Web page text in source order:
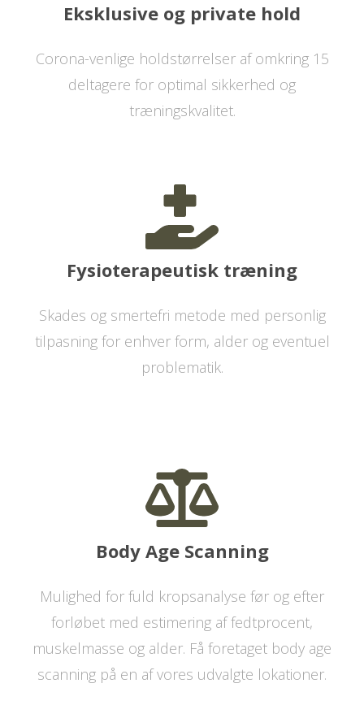
Eksklusive og private hold
Corona-venlige holdstørrelser af omkring 15
deltagere for optimal sikkerhed og
træningskvalitet.
Fysioterapeutisk træning
Skades og smertefri metode med personlig
tilpasning for enhver form, alder og eventuel
problematik.
Body Age Scanning
Mulighed for fuld kropsanalyse før og efter
forløbet med estimering af fedtprocent,
muskelmasse og alder. Få foretaget body age
scanning på en af vores udvalgte lokationer.